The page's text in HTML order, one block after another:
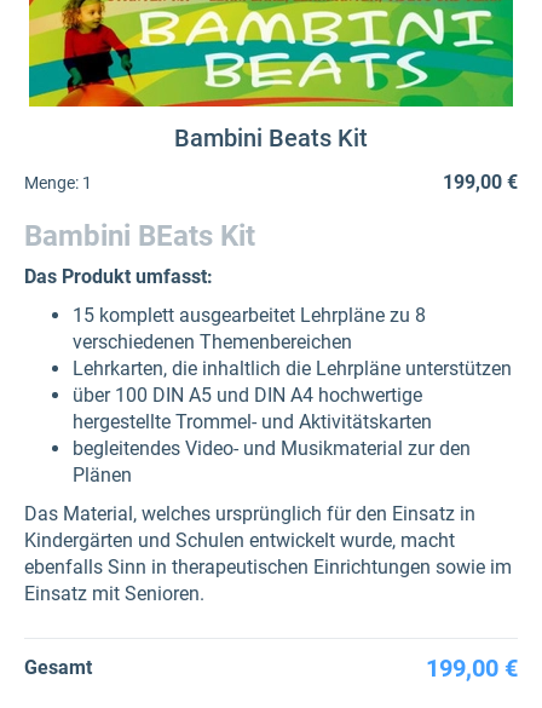
Bambini Beats Kit
Menge: 1 199,00 €
Bambini BEats Kit
Das Produkt umfasst:
15 komplett ausgearbeitet Lehrpläne zu 8
verschiedenen Themenbereichen
Lehrkarten, die inhaltlich die Lehrpläne unterstützen
über 100 DIN A5 und DIN A4 hochwertige
hergestellte Trommel- und Aktivitätskarten
begleitendes Video- und Musikmaterial zur den
Plänen
Das Material, welches ursprünglich für den Einsatz in
Kindergärten und Schulen entwickelt wurde, macht
ebenfalls Sinn in therapeutischen Einrichtungen sowie im
Einsatz mit Senioren.
Gesamt 199,00 €